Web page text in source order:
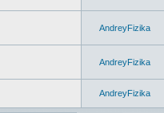
AndreyFizika
AndreyFizika
AndreyFizika